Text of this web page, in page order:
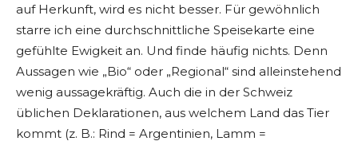
auf Herkunft, wird es nicht besser. Für gewöhnlich
starre ich eine durchschnittliche Speisekarte eine
gefühlte Ewigkeit an. Und finde häufig nichts. Denn
Aussagen wie „Bio“ oder „Regional“ sind alleinstehend
wenig aussagekräftig. Auch die in der Schweiz
üblichen Deklarationen, aus welchem Land das Tier
kommt (z. B.: Rind = Argentinien, Lamm =